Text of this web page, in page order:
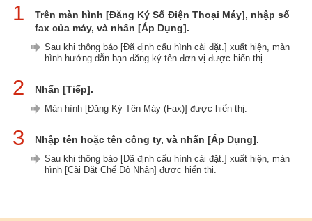
1
Trên màn hình [Đăng Ký Số Điện Thoại Máy], nhập số
fax của máy, và nhấn [Áp Dụng].
Sau khi thông báo [Đã định cấu hình cài đặt.] xuất hiện, màn
hình hướng dẫn bạn đăng ký tên đơn vị được hiển thị.
2 Nhấn [Tiếp].
Màn hình [Đăng Ký Tên Máy (Fax)] được hiển thị.
3 Nhập tên hoặc tên công ty, và nhấn [Áp Dụng].
Sau khi thông báo [Đã định cấu hình cài đặt.] xuất hiện, màn
hình [Cài Đặt Chế Độ Nhận] được hiển thị.